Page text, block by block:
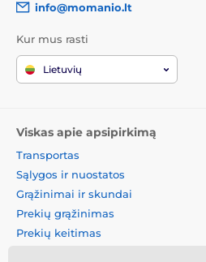
info@momanio.lt
Kur mus rasti
Lietuvių
Viskas apie apsipirkimą
Transportas
Sąlygos ir nuostatos
Grąžinimai ir skundai
Prekių grąžinimas
Prekių keitimas